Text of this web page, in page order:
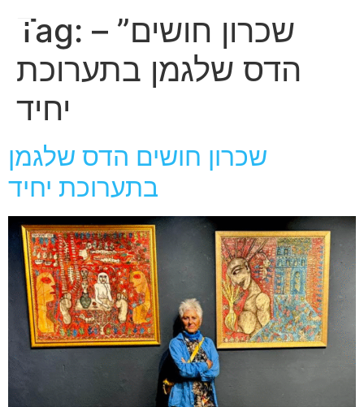
Tag: שכרון חושים” –
הדס שלגמן בתערוכת
יחיד
שכרון חושים הדס שלגמן
בתערוכת יחיד